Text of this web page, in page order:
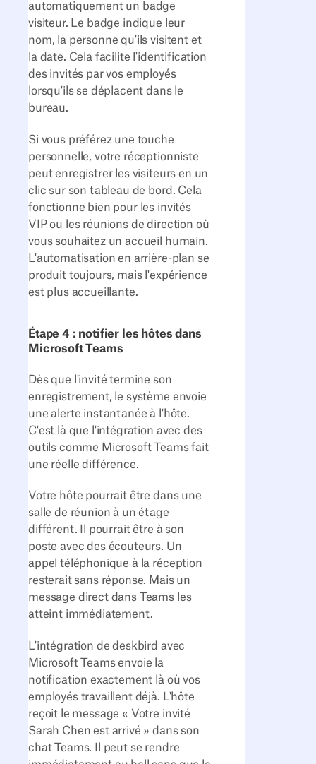
automatiquement un badge
visiteur. Le badge indique leur
nom, la personne qu'ils visitent et
la date. Cela facilite l'identification
des invités par vos employés
lorsqu'ils se déplacent dans le
bureau.
Si vous préférez une touche
personnelle, votre réceptionniste
peut enregistrer les visiteurs en un
clic sur son tableau de bord. Cela
fonctionne bien pour les invités
VIP ou les réunions de direction où
vous souhaitez un accueil humain.
L'automatisation en arrière-plan se
produit toujours, mais l'expérience
est plus accueillante.
Étape 4 : notifier les hôtes dans
Microsoft Teams
Dès que l'invité termine son
enregistrement, le système envoie
une alerte instantanée à l'hôte.
C'est là que l'intégration avec des
outils comme Microsoft Teams fait
une réelle différence.
Votre hôte pourrait être dans une
salle de réunion à un étage
différent. Il pourrait être à son
poste avec des écouteurs. Un
appel téléphonique à la réception
resterait sans réponse. Mais un
message direct dans Teams les
atteint immédiatement.
L'intégration de deskbird avec
Microsoft Teams envoie la
notification exactement là où vos
employés travaillent déjà. L'hôte
reçoit le message « Votre invité
Sarah Chen est arrivé » dans son
chat Teams. Il peut se rendre